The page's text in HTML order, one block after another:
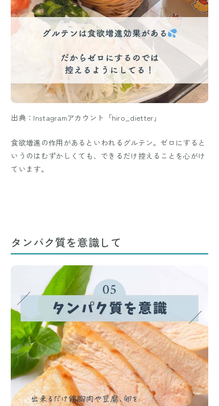
出典：Instagramアカウント「hiro_dietter」
食欲増進の作用があるといわれるグルテン。ゼロにすると
いうのはむずかしくても、できるだけ控えることを心がけ
ています。
タンパク質を意識して